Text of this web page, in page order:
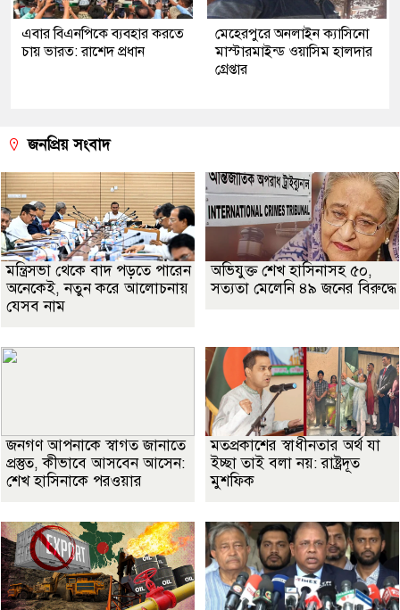
এবার বিএনপিকে ব্যবহার করতে
চায় ভারত: রাশেদ প্রধান
মেহেরপুরে অনলাইন ক্যাসিনো
মাস্টারমাইন্ড ওয়াসিম হালদার
গ্রেপ্তার
জনপ্রিয় সংবাদ
মন্ত্রিসভা থেকে বাদ পড়তে পারেন
অনেকেই, নতুন করে আলোচনায়
যেসব নাম
অভিযুক্ত শেখ হাসিনাসহ ৫০,
সত্যতা মেলেনি ৪৯ জনের বিরুদ্ধে
জনগণ আপনাকে স্বাগত জানাতে
প্রস্তুত, কীভাবে আসবেন আসেন:
শেখ হাসিনাকে পরওয়ার
মতপ্রকাশের স্বাধীনতার অর্থ যা
ইচ্ছা তাই বলা নয়: রাষ্ট্রদূত
মুশফিক